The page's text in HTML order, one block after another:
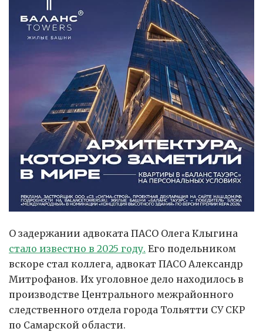
О задержании адвоката ПАСО Олега Клыгина
стало известно в 2025 году. Его подельником
вскоре стал коллега, адвокат ПАСО Александр
Митрофанов. Их уголовное дело находилось в
производстве Центрального межрайонного
следственного отдела города Тольятти СУ СКР
по Самарской области.